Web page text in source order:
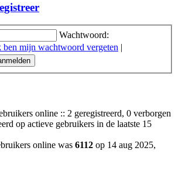
Wachtwoord:
ben mijn wachtwoord vergeten |
online :: 2 geregistreerd, 0 verborgen
op actieve gebruikers in de laatste 15
online was 6112 op 14 aug 2025,